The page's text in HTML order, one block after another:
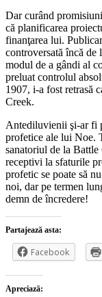
Dar curând
că planificarea
finanţarea lui.
controversată încă de
modul de a gândi al
preluat controlul
1907, i-a fost retrasă
Creek.
Antediluvienii şi-ar fi
profetice ale lui Noe.
sanatoriul de la
receptivi la sfaturile
profetic se poate să
noi, dar pe termen
demn de încredere!
Partajează asta:
Facebook
Apreciază: